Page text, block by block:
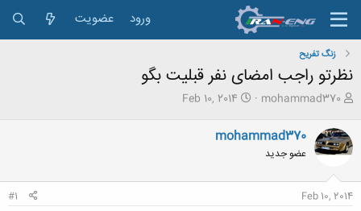
ورود عضویت
زنگ تفريح
نظرتو راجب امضای نفر قبلیت بگو
ش
و
ع
ک
ن
د
mohammad370
ت
ر
ی
ر
Feb 10, 2014
mohammad370
عضو جدید
Feb 10, 2014
#1